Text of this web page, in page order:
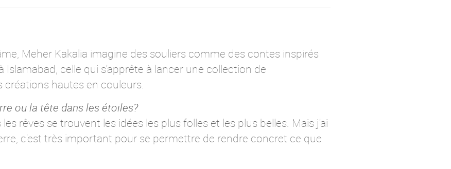
Meher Kakalia imagine des souliers comme des contes inspirés
Islamabad, celle qui s'apprête à lancer une collection de
hautes en couleurs.
ou la tête dans les étoiles?
rêves se trouvent les idées les plus folles et les plus belles. Mais j'ai
c'est très important pour se permettre de rendre concret ce que